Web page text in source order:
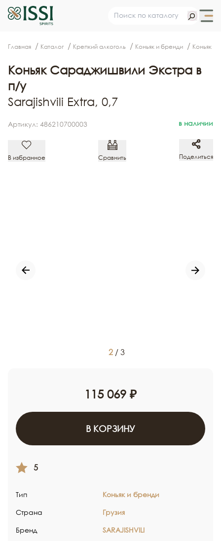
Главная Каталог Крепкий алкоголь Коньяк и бренди Коньяк
Коньяк Сараджишвили Экстра в
п/у
Sarajishvili Extra, 0,7
Артикул: 486210700003 в наличии
В избранное Сравнить Поделиться
2/ 3
115 069 ₽
В КОРЗИНУ
5
Тип Коньяк и бренди
Страна Грузия
Бренд SARAJISHVILI